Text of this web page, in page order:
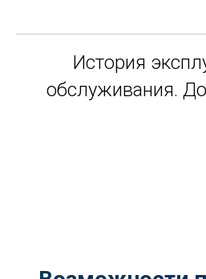
История
обслуживания.